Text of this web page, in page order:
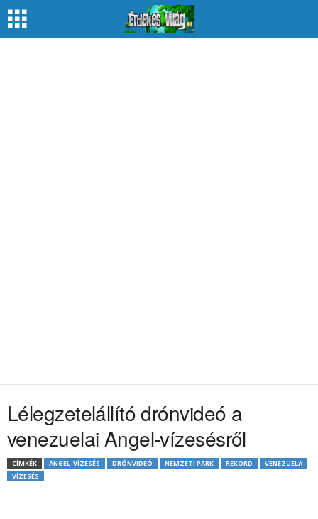
Lélegzetelállító drónvideó a
venezuelai Angel-vízesésről
CÍMKÉK ANGEL-VÍZESÉS DRÓNVIDEÓ NEMZETI PARK REKORD
VENEZUELA
VÍZESÉS